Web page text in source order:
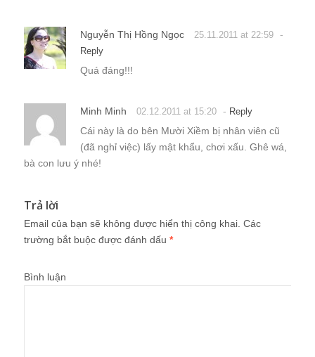
Nguyễn Thị Hồng Ngọc 25.11.2011 at 22:59 -
Reply
Quá đáng!!!
Minh Minh 02.12.2011 at 15:20 - Reply
Cái này là do bên Mười Xiềm bị nhân viên cũ
(đã nghỉ việc) lấy mật khẩu, chơi xấu. Ghê wá,
bà con lưu ý nhé!
Trả lời
Email của bạn sẽ không được hiển thị công khai. Các
trường bắt buộc được đánh dấu *
Bình luận